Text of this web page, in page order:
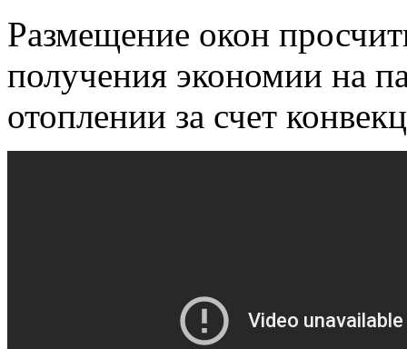
Размещение окон
получения экономии на
отоплении за счет